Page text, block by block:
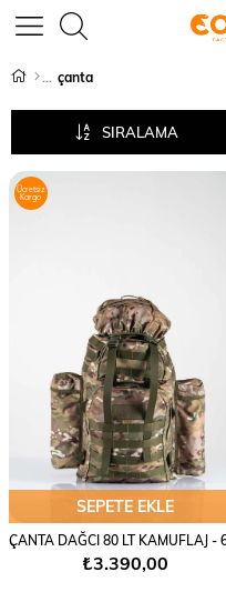
çanta
SIRALAMA
SEPETE EKLE
₺3.390,00
Ücretsiz
Kargo